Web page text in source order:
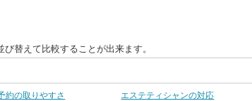
替えて比較することが出来ます。
約の取りやすさ
エステティシャンの対応